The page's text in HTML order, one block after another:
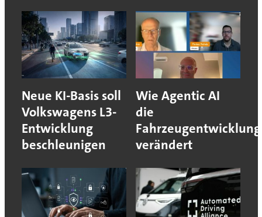
Neue KI-Basis soll
Volkswagens L3-
Entwicklung
beschleunigen
Wie Agentic AI
die
Fahrzeugentwicklung
verändert